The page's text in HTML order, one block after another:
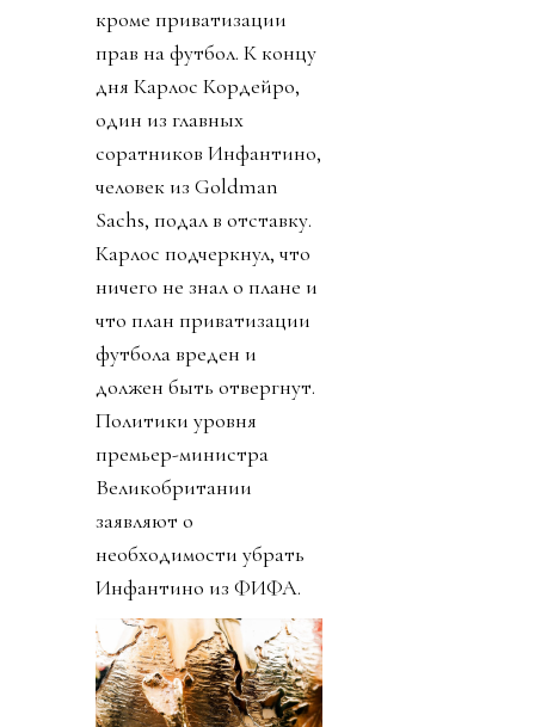
кроме приватизации
прав на футбол. К концу
дня Карлос Кордейро,
один из главных
соратников Инфантино,
человек из Goldman
Sachs, подал в отставку.
Карлос подчеркнул, что
ничего не знал о плане и
что план приватизации
футбола вреден и
должен быть отвергнут.
Политики уровня
премьер-министра
Великобритании
заявляют о
необходимости убрать
Инфантино из ФИФА.